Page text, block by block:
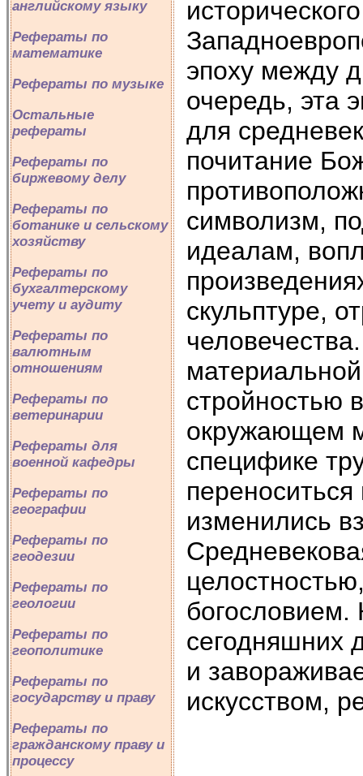
английскому языку
Рефераты по
математике
Рефераты по музыке
Остальные
рефераты
Рефераты по
биржевому делу
Рефераты по
ботанике и сельскому
хозяйству
Рефераты по
бухгалтерскому
учету и аудиту
Рефераты по
валютным
отношениям
Рефераты по
ветеринарии
Рефераты для
военной кафедры
Рефераты по
географии
Рефераты по
геодезии
Рефераты по
геологии
Рефераты по
геополитике
Рефераты по
государству и праву
Рефераты по
гражданскому праву и
процессу
эпоху между
очередь, эта
для
почитание
символизм,
идеалам,
скульптуре,
стройностью
окружающем
специфике
изменились
богословием.
сегодняшних
и
искусством,